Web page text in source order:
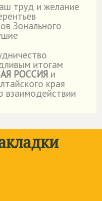
труд и желание
Зонального
итогам
РОССИЯ и
края
взаимодействии